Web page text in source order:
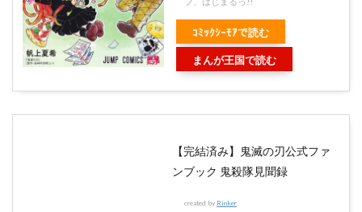
ｺﾐｯｸｼｰﾓｱで読む
まんが王国で読む
【完結済み】鬼滅の刃公式ファ
ンブック 鬼殺隊見聞録
created by Rinker